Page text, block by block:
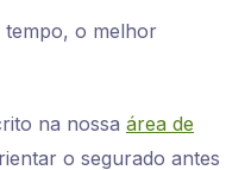
tempo, o melhor
na nossa área de
o segurado antes